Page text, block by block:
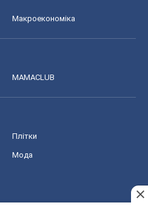
Макроекономіка
MAMACLUB
Плітки
Мода